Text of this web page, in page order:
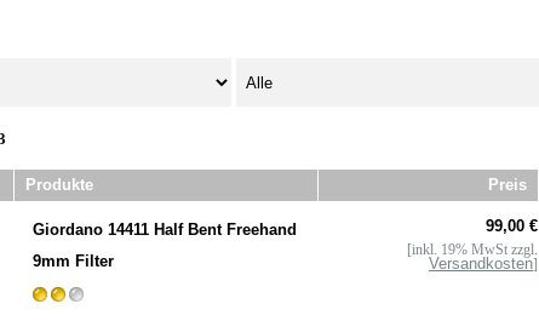
Produkte Preis
Giordano 14411 Half Bent Freehand
9mm Filter
99,00 €
[inkl. 19% MwSt zzgl.
Versandkosten]